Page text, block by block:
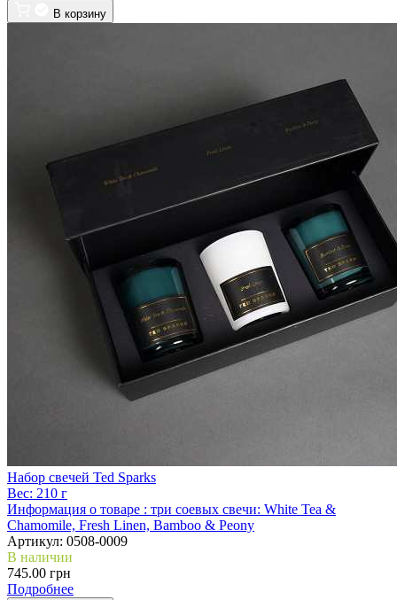
В корзину
Набор свечей Ted Sparks
Вес: 210 г
Информация о товаре : три соевых свечи: White Tea &
Chamomile, Fresh Linen, Bamboo & Peony
Артикул: 0508-0009
В наличии
745.00 грн
Подробнее